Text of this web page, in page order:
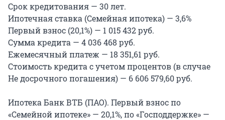
Срок кредитования — 30 лет.
Ипотечная ставка (Семейная ипотека) — 3,6%
Первый взнос (20,1%) — 1 015 432 руб.
Сумма кредита — 4 036 468 руб.
Ежемесячный платеж — 18 351,61 руб.
Стоимость кредита с учетом процентов (в случае
Не досрочного погашения) — 6 606 579,60 руб.
Ипотека Банк ВТБ (ПАО). Первый взнос по
«Семейной ипотеке» — 20,1%, по «Господдержке» —